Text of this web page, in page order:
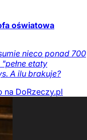
oświatowa
nieco ponad 700
etaty
A ilu brakuje?
na DoRzeczy.pl